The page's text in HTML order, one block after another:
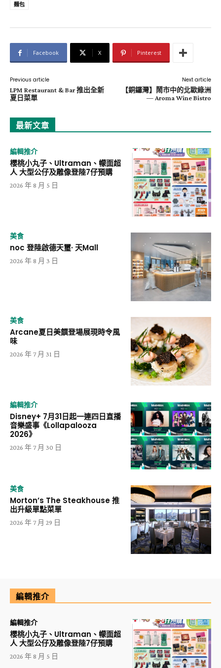
麵包
Facebook X Pinterest
Previous article
LPM Restaurant & Bar 推出全新
夏日菜單
Next article
【銅鑼灣】鬧市中的北歐綠洲
— Aroma Wine Bistro
最新文章
編輯推介
櫻桃小丸子、Ultraman、幪面超
人 大型公仔及雕像登陸7仔預購
2026 年 8 月 5 日
美食
noc 登陸啟德天璽· 天Mall
2026 年 8 月 3 日
美食
Arcane夏日美饌登場展現時令風
味
2026 年 7 月 31 日
編輯推介
Disney+ 7月31日起一連四日直播
音樂盛事《Lollapalooza
2026》
2026 年 7 月 30 日
美食
Morton’s The Steakhouse 推
出升級單點菜單
2026 年 7 月 29 日
編輯推介
編輯推介
櫻桃小丸子、Ultraman、幪面超
人 大型公仔及雕像登陸7仔預購
2026 年 8 月 5 日